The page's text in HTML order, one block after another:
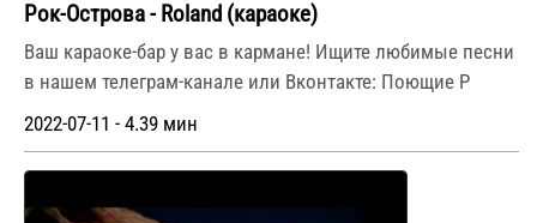
Рок-Острова - Roland (караоке)
Ваш караоке-бар у вас в кармане! Ищите любимые песни
в нашем телеграм-канале или Вконтакте: Поющие Р
2022-07-11 - 4.39 мин